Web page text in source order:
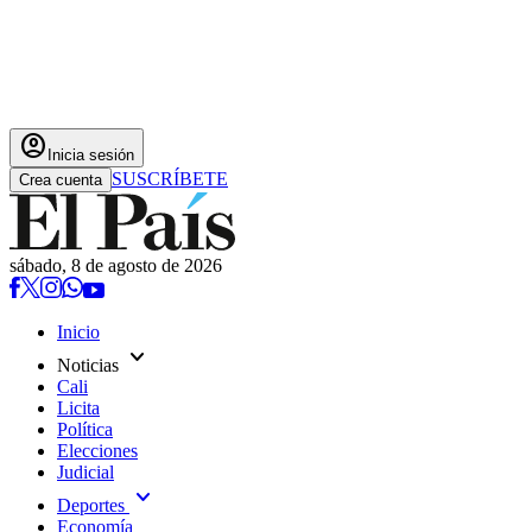
account_circle Inicia sesión
Crea cuenta SUSCRÍBETE
sábado, 8 de agosto de 2026
Inicio
Noticias expand_more
Cali
Licita
Política
Elecciones
Judicial
Deportes expand_more
Economía